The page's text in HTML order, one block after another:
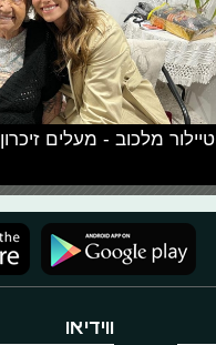
טיילור מלכוב - מעלים זיכרון
ווידיאו